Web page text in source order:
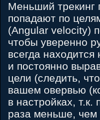
Меньший трекинг
попадают по
(Angular velocity)
чтобы уверенно
всегда
и постоянно
цели (следить,
вашем овервью
в настройках,
раза меньше, чем